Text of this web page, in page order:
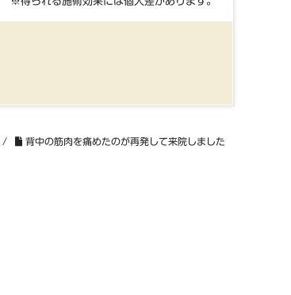
/ 背中の筋肉を痛めたのが再発して来院しました